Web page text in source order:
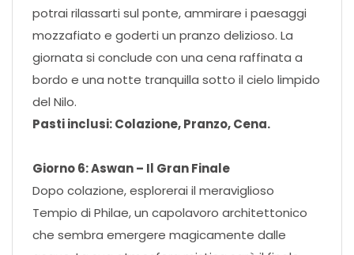
potrai rilassarti sul ponte, ammirare i paesaggi
mozzafiato e goderti un pranzo delizioso. La
giornata si conclude con una cena raffinata a
bordo e una notte tranquilla sotto il cielo limpido
del Nilo.
Pasti inclusi: Colazione, Pranzo, Cena.
Giorno 6: Aswan – Il Gran Finale
Dopo colazione, esplorerai il meraviglioso
Tempio di Philae, un capolavoro architettonico
che sembra emergere magicamente dalle